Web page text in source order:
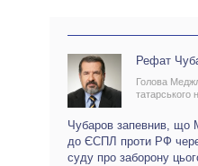
Рефат
Голова
татарського
Чубаров запевнив, що
до ЄСПЛ проти РФ
суду про заборону